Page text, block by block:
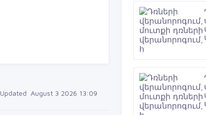
Updated August 3 2026 13:09